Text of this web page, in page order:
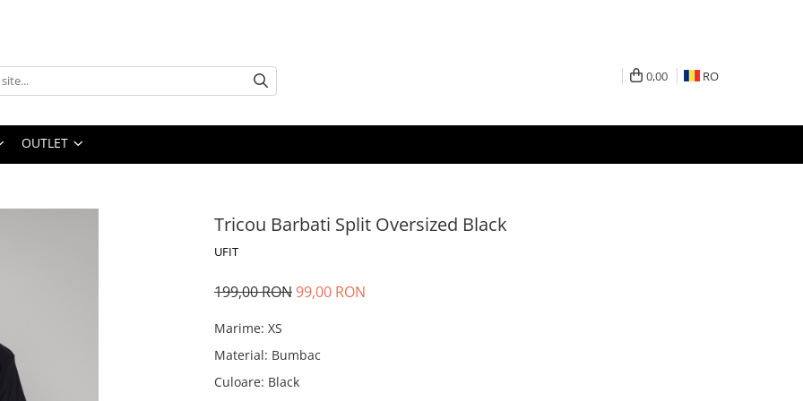
0,00 RO
OUTLET
Tricou Barbati Split Oversized Black
UFIT
199,00 RON99,00 RON
Marime: XS
Material: Bumbac
Culoare: Black